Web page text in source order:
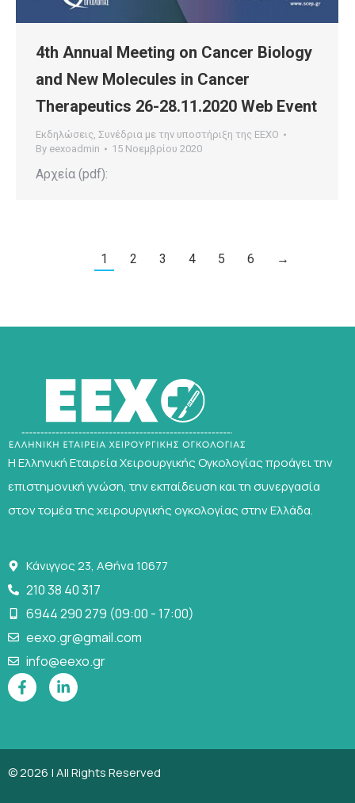
4th Annual Meeting on Cancer Biology
and New Molecules in Cancer
Therapeutics 26-28.11.2020 Web Event
Εκδηλώσεις, Συνέδρια με την υποστήριξη της ΕΕΧΟ
By eexoadmin 15 Νοεμβρίου 2020
Αρχεία (pdf):
1 2 3 4 5 6 →
Η Ελληνική Εταιρεία Χειρουργικής Ογκολογίας προάγει την
επιστημονική γνώση, την εκπαίδευση και τη συνεργασία
στον τομέα της χειρουργικής ογκολογίας στην Ελλάδα.
Κάνιγγος 23, Αθήνα 10677
210 38 40 317
6944 290 279 (09:00 - 17:00)
eexo.gr@gmail.com
info@eexo.gr
© 2026 | All Rights Reserved